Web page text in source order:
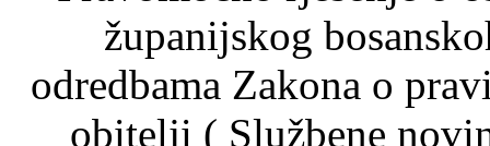
županijskog
odredbama Zakona o
obitelji ( Službene